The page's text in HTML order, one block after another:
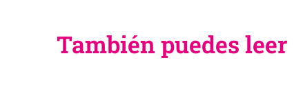
También puedes leer